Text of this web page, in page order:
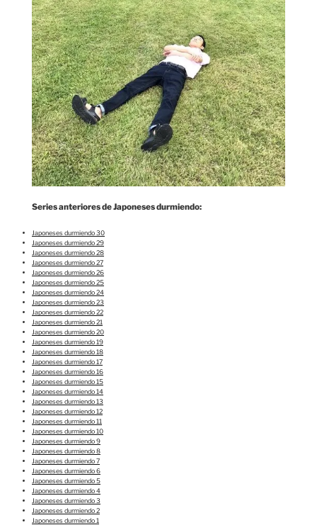
Series anteriores de Japoneses durmiendo:
Japoneses durmiendo 30
Japoneses durmiendo 29
Japoneses durmiendo 28
Japoneses durmiendo 27
Japoneses durmiendo 26
Japoneses durmiendo 25
Japoneses durmiendo 24
Japoneses durmiendo 23
Japoneses durmiendo 22
Japoneses durmiendo 21
Japoneses durmiendo 20
Japoneses durmiendo 19
Japoneses durmiendo 18
Japoneses durmiendo 17
Japoneses durmiendo 16
Japoneses durmiendo 15
Japoneses durmiendo 14
Japoneses durmiendo 13
Japoneses durmiendo 12
Japoneses durmiendo 11
Japoneses durmiendo 10
Japoneses durmiendo 9
Japoneses durmiendo 8
Japoneses durmiendo 7
Japoneses durmiendo 6
Japoneses durmiendo 5
Japoneses durmiendo 4
Japoneses durmiendo 3
Japoneses durmiendo 2
Japoneses durmiendo 1